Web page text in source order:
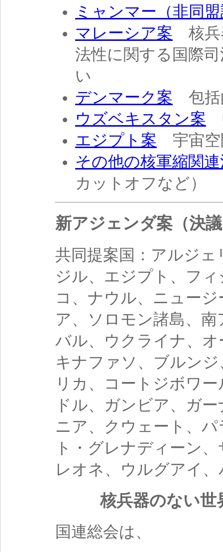
ミャンマー（非同
マレーシア案 核兵
法性に関する国際
い
デンマーク案 包括
ウズベキスタン案
エジプト案 宇宙空
その他の核軍縮関
カットオフなど）
新アジェンダ案（決
共同提案国：アルジ
ジル、エジプト、フ
コ、ナウル、ニュー
ア、ソロモン諸島、
バル、ウクライナ、
キナファソ、ブルン
リカ、コートジボワ
ドル、ガンビア、ガ
ニア、クウェート、
ト・グレナディーン
レオネ、ウルグアイ
核兵器のない世
国連総会は、